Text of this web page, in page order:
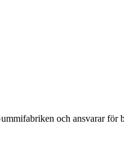
och ansvarar